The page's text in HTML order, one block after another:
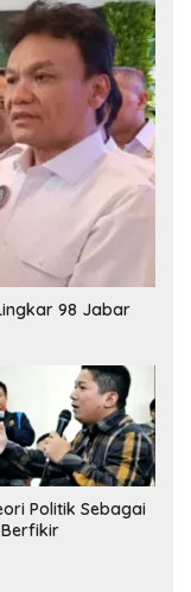
98 Jabar
Politik Sebagai